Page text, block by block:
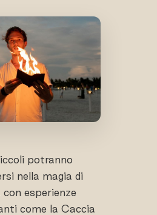
potranno
nella magia di
con esperienze
come la Caccia